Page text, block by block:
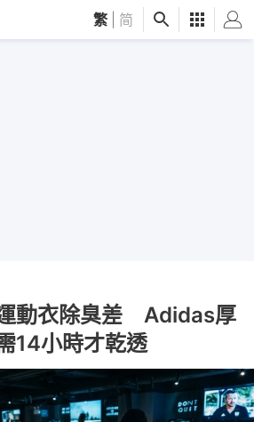
繁 简
動衣除臭差 Adidas厚
14小時才乾透